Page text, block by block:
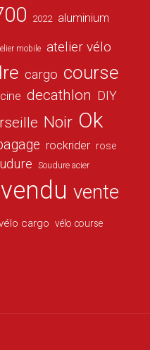
2022 aluminium
mobile atelier vélo
cargo course
decathlon DIY
Noir Ok
rockrider rose
Soudure acier
vendu vente
cargo vélo course